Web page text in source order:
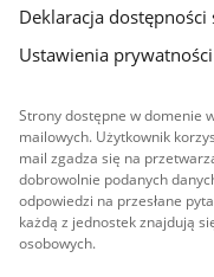
Deklaracja dostępności
Ustawienia prywatności
Strony dostępne w domenie
mailowych. Użytkownik
mail zgadza się na
dobrowolnie podanych
odpowiedzi na przesłane
każdą z jednostek znajdują
osobowych.